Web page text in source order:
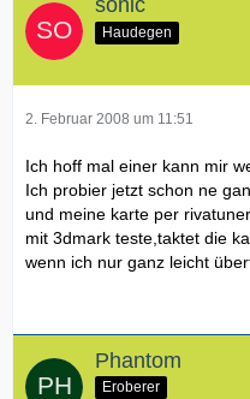
Haudegen
2. Februar 2008 um 11:51
Ich hoff mal einer kann mir
Ich probier jetzt schon ne
und meine karte per
mit 3dmark teste,taktet die
wenn ich nur ganz leicht
Phantom
Eroberer